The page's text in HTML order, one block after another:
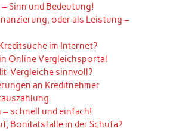
Sinn und Bedeutung!
oder als Leistung –
im Internet?
Online Vergleichsportal
Vergleiche sinnvoll?
an Kreditnehmer
schnell und einfach!
Bonitätsfalle in der Schufa?